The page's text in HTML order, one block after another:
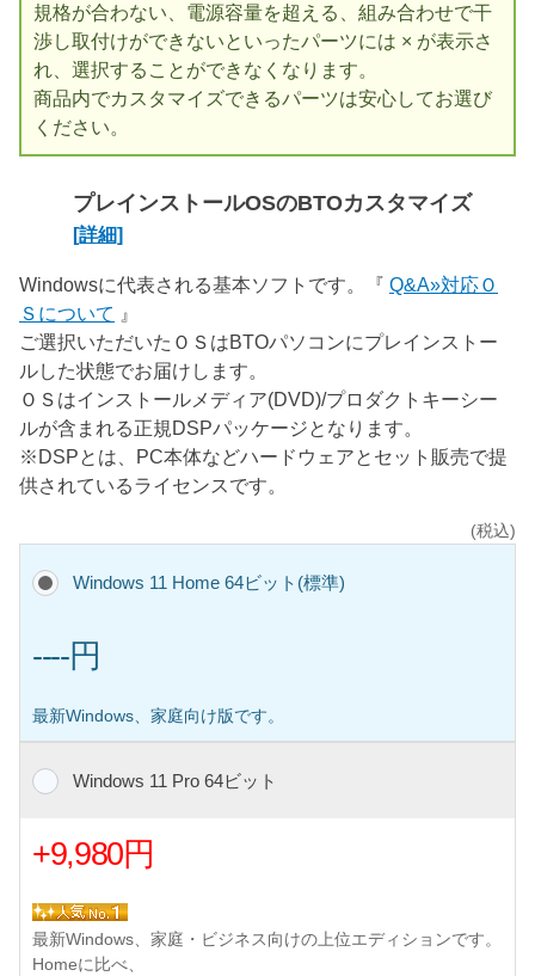
規格が合わない、電源容量を超える、組み合わせで干
渉し取付けができないといったパーツには × が表示さ
れ、選択することができなくなります。
商品内でカスタマイズできるパーツは安心してお選び
ください。
プレインストールOSのBTOカスタマイズ
[詳細]
Windowsに代表される基本ソフトです。『 Q&A»対応Ｏ
Ｓについて 』
ご選択いただいたＯＳはBTOパソコンにプレインストー
ルした状態でお届けします。
ＯＳはインストールメディア(DVD)/プロダクトキーシー
ルが含まれる正規DSPパッケージとなります。
※DSPとは、PC本体などハードウェアとセット販売で提
供されているライセンスです。
(税込)
Windows 11 Home 64ビット(標準)
----円
最新Windows、家庭向け版です。
Windows 11 Pro 64ビット
+9,980円
最新Windows、家庭・ビジネス向けの上位エディションです。
Homeに比べ、